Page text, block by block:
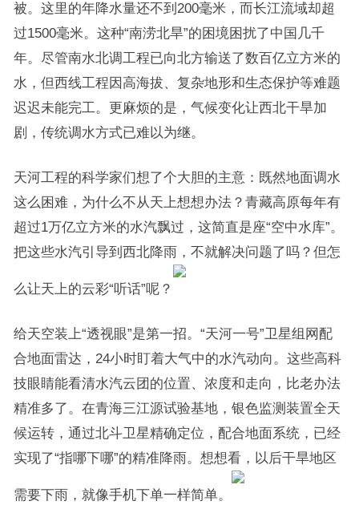
被。这里的年降水量还不到200毫米，而长江流域却超
过1500毫米。这种“南涝北旱”的困境困扰了中国几千
年。尽管南水北调工程已向北方输送了数百亿立方米的
水，但西线工程因高海拔、复杂地形和生态保护等难题
迟迟未能完工。更麻烦的是，气候变化让西北干旱加
剧，传统调水方式已难以为继。
天河工程的科学家们想了个大胆的主意：既然地面调水
这么困难，为什么不从天上想想办法？青藏高原每年有
超过1万亿立方米的水汽飘过，这简直是座“空中水库”。
把这些水汽引导到西北降雨，不就解决问题了吗？但怎
么让天上的云彩“听话”呢？
给天空装上“透视眼”是第一招。“天河一号”卫星组网配
合地面雷达，24小时盯着大气中的水汽动向。这些高科
技眼睛能看清水汽云团的位置、浓度和走向，比老办法
精准多了。在青海三江源试验基地，银色监测装置全天
候运转，通过北斗卫星精确定位，配合地面系统，已经
实现了“指哪下哪”的精准降雨。想想看，以后干旱地区
需要下雨，就像手机下单一样简单。